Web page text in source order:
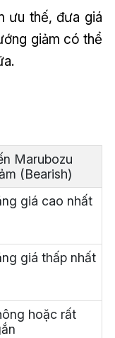
ưu thế, đưa giá
giảm có thể
Marubozu
(Bearish)
giá cao nhất
giá thấp nhất
hoặc rất